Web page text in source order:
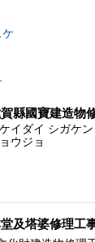
縣國寶建造物
イダイ シガケ
ウジョ
及塔婆修理工